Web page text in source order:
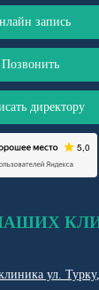
запись
Позвонить
директору
ул. Турку